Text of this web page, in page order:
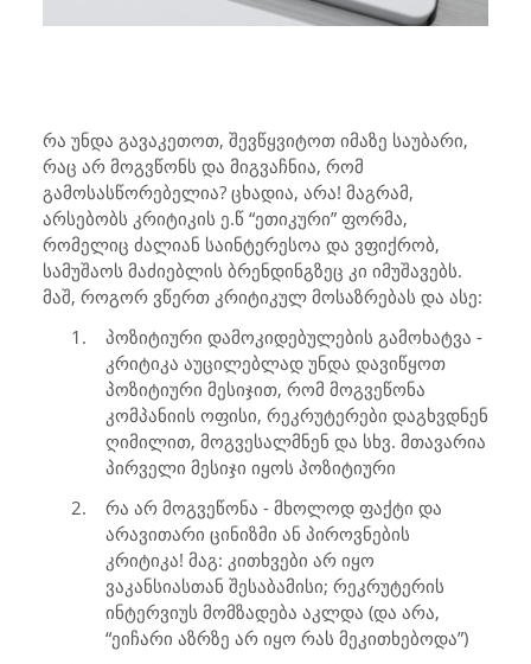
რა უნდა გავაკეთოთ, შევწყვიტოთ იმაზე საუბარი,
რაც არ მოგვწონს და მიგვაჩნია, რომ
გამოსასწორებელია? ცხადია, არა! მაგრამ,
არსებობს კრიტიკის ე.წ “ეთიკური” ფორმა,
რომელიც ძალიან საინტერესოა და ვფიქრობ,
სამუშაოს მაძიებლის ბრენდინგზეც კი იმუშავებს.
მაშ, როგორ ვწერთ კრიტიკულ მოსაზრებას და ასე:
1. პოზიტიური დამოკიდებულების გამოხატვა -
კრიტიკა აუცილებლად უნდა დავიწყოთ
პოზიტიური მესიჯით, რომ მოგვეწონა
კომპანიის ოფისი, რეკრუტერები დაგხვდნენ
ღიმილით, მოგვესალმნენ და სხვ. მთავარია
პირველი მესიჯი იყოს პოზიტიური
2. რა არ მოგვეწონა - მხოლოდ ფაქტი და
არავითარი ცინიზმი ან პიროვნების
კრიტიკა! მაგ: კითხვები არ იყო
ვაკანსიასთან შესაბამისი; რეკრუტერის
ინტერვიუს მომზადება აკლდა (და არა,
“ეიჩარი აზრზე არ იყო რას მეკითხებოდა”)